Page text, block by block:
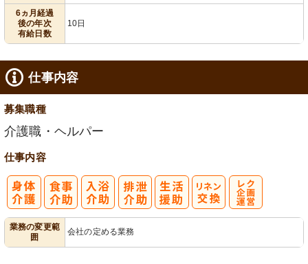
6ヵ月経過
後の年次
有給日数
10日
仕事内容
募集職種
介護職・ヘルパー
仕事内容
業務の変更範
囲
会社の定める業務